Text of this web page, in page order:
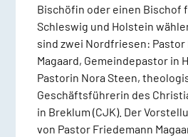
Bischöfin oder einen Bischof
Schleswig und Holstein
sind zwei Nordfriesen: Pastor
Magaard, Gemeindepastor in
Pastorin Nora Steen,
Geschäftsführerin des
in Breklum (CJK). Der
von Pastor Friedemann